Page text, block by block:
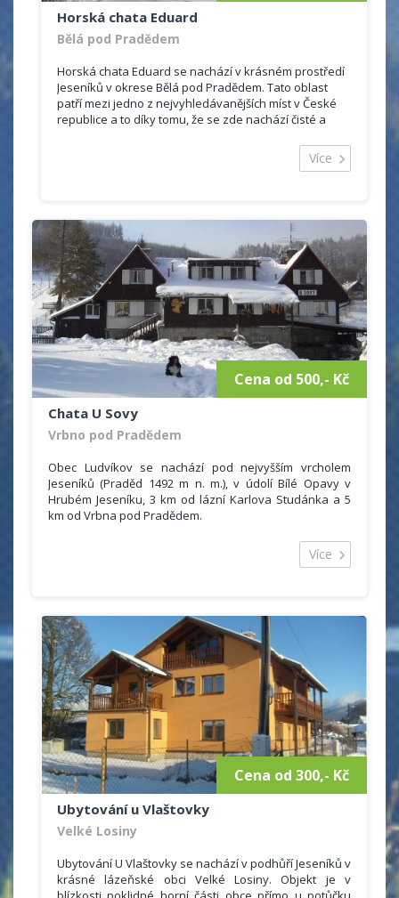
Horská chata Eduard
Bělá pod Pradědem
Horská chata Eduard se nachází v krásném prostředí
Jeseníků v okrese Bělá pod Pradědem. Tato oblast
patří mezi jedno z nejvyhledávanějších míst v České
republice a to díky tomu, že se zde nachází čisté a
Ubytování je vhodné jak pro romantickou dovolenou
ve dvou, tak pro rodinnou dovolenou. Na své si
města.
Chata Eduard nabízí levné ubytování s moderním
zařízením.
Celková kapacita objektu je 48 lůžek, ubytovat se
můžete ve 2 - 6 ti lůžkových pokojích.
Některé pokoje mají vlastní sociální zařízení se
sprchovým koutem, toaletou a umyvadlem. Další
pokoje mají společně sociální zařízení na chodbě.
Více
Cena od 500,- Kč
Chata U Sovy
Vrbno pod Pradědem
Obec Ludvíkov se nachází pod nejvyšším vrcholem
Jeseníků (Praděd 1492 m n. m.), v údolí Bílé Opavy v
Hrubém Jeseníku, 3 km od lázní Karlova Studánka a 5
km od Vrbna pod Pradědem.
Chata u Sovy se nachází v obci Ludvíkov,
okres Bruntál. Ubytování je vhodné pro rodinnou
Více
Cena od 300,- Kč
Ubytování u Vlaštovky
Velké Losiny
Ubytování U Vlaštovky se nachází v podhůří Jeseníků v
krásné lázeňské obci Velké Losiny. Objekt je v